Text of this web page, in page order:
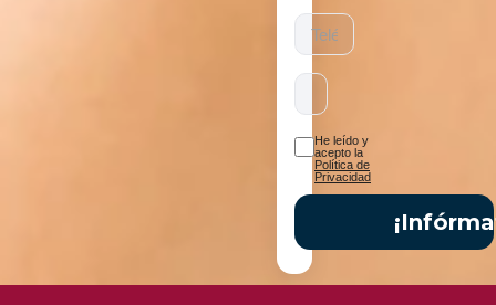
He leído y
acepto la
Política de
Privacidad